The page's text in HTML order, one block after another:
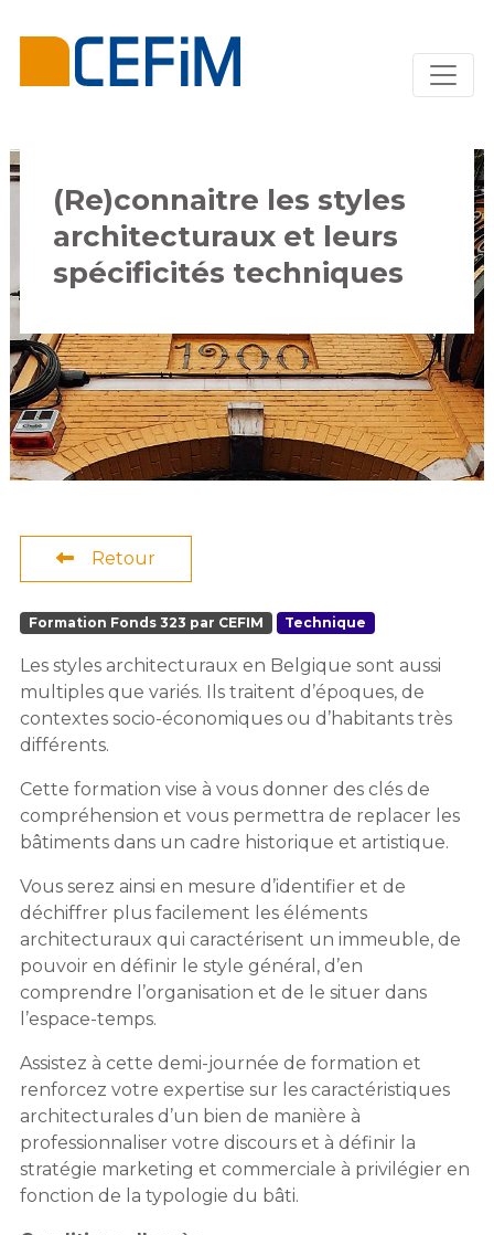
(Re)connaitre les styles
architecturaux et leurs
spécificités techniques
Retour
Formation Fonds 323 par CEFIM Technique
Les styles architecturaux en Belgique sont aussi
multiples que variés. Ils traitent d’époques, de
contextes socio-économiques ou d’habitants très
différents.
Cette formation vise à vous donner des clés de
compréhension et vous permettra de replacer les
bâtiments dans un cadre historique et artistique.
Vous serez ainsi en mesure d’identifier et de
déchiffrer plus facilement les éléments
architecturaux qui caractérisent un immeuble, de
pouvoir en définir le style général, d’en
comprendre l’organisation et de le situer dans
l’espace-temps.
Assistez à cette demi-journée de formation et
renforcez votre expertise sur les caractéristiques
architecturales d’un bien de manière à
professionnaliser votre discours et à définir la
stratégie marketing et commerciale à privilégier en
fonction de la typologie du bâti.